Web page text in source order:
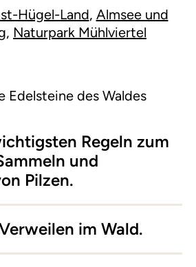
Hügel-Land, Almsee und
, Naturpark Mühlviertel
Edelsteine des Waldes
Regeln zum
und
Pilzen.
im Wald.